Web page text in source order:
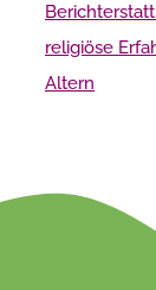
religiöse
Altern